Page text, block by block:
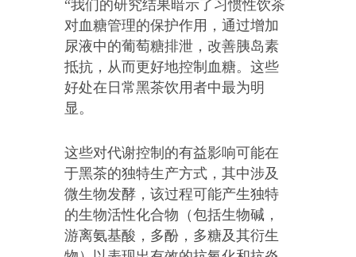
“我们的研究结果暗示了习惯性饮茶
对血糖管理的保护作用，通过增加
尿液中的葡萄糖排泄，改善胰岛素
抵抗，从而更好地控制血糖。这些
好处在日常黑茶饮用者中最为明
显。
这些对代谢控制的有益影响可能在
于黑茶的独特生产方式，其中涉及
微生物发酵，该过程可能产生独特
的生物活性化合物（包括生物碱，
游离氨基酸，多酚，多糖及其衍生